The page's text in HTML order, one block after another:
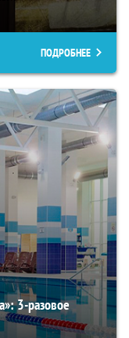
ПОДРОБНЕЕ
3-разовое